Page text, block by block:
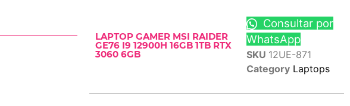
LAPTOP GAMER MSI RAIDER
GE76 I9 12900H 16GB 1TB RTX
3060 6GB
Consultar por
WhatsApp
SKU 12UE-871
Category Laptops